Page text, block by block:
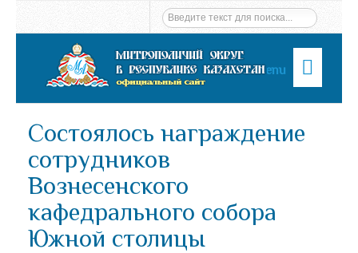
Menu
Состоялось награждение
сотрудников
Вознесенского
кафедрального собора
Южной столицы